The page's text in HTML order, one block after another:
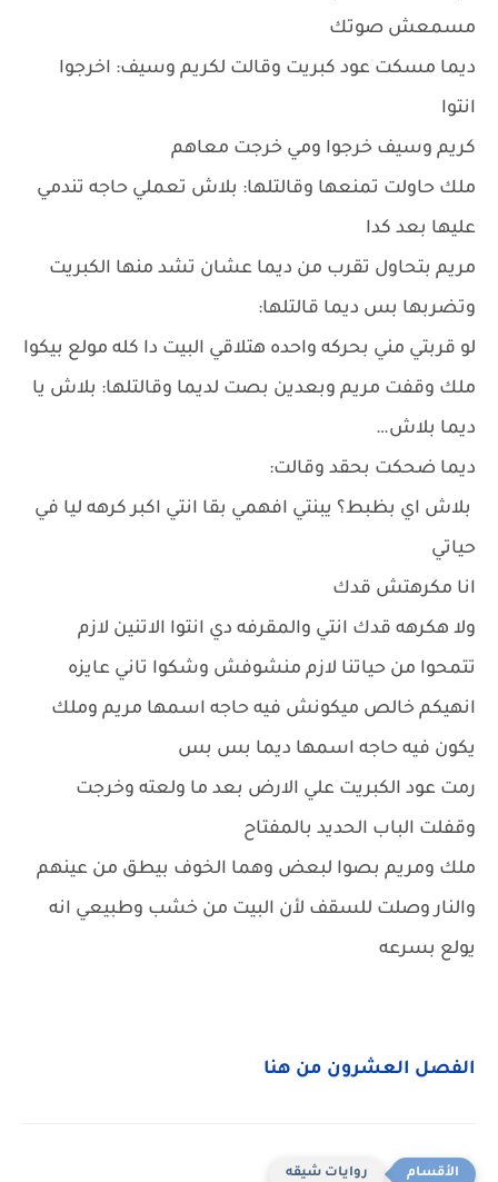
مسمعش صوتك
ديما مسكت عود كبريت وقالت لكريم وسيف: اخرجوا
انتوا
كريم وسيف خرجوا ومي خرجت معاهم
ملك حاولت تمنعها وقالتلها: بلاش تعملي حاجه تندمي
عليها بعد كدا
مريم بتحاول تقرب من ديما عشان تشد منها الكبريت
وتضربها بس ديما قالتلها:
لو قربتي مني بحركه واحده هتلاقي البيت دا كله مولع بيكوا
ملك وقفت مريم وبعدين بصت لديما وقالتلها: بلاش يا
ديما بلاش…
ديما ضحكت بحقد وقالت:
بلاش اي بظبط؟ يبنتي افهمي بقا انتي اكبر كرهه ليا في
حياتي
انا مكرهتش قدك
ولا هكرهه قدك انتي والمقرفه دي انتوا الاتنين لازم
تتمحوا من حياتنا لازم منشوفش وشكوا تاني عايزه
انهيكم خالص ميكونش فيه حاجه اسمها مريم وملك
يكون فيه حاجه اسمها ديما بس بس
رمت عود الكبريت علي الارض بعد ما ولعته وخرجت
وقفلت الباب الحديد بالمفتاح
ملك ومريم بصوا لبعض وهما الخوف بيطق من عينهم
والنار وصلت للسقف لأن البيت من خشب وطبيعي انه
يولع بسرعه
الفصل العشرون من هنا
روايات شيقه